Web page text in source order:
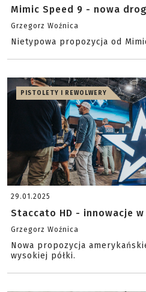
Mimic Speed 9 - nowa
Grzegorz Woźnica
Nietypowa propozycja od
PISTOLETY I REWOLWERY
29.01.2025
Staccato HD - innowacje w
Grzegorz Woźnica
Nowa propozycja
wysokiej półki.